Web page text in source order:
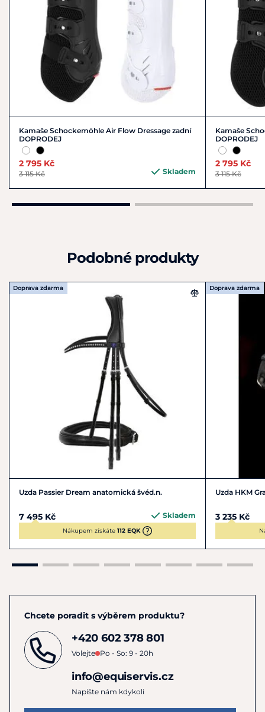
Kamaše Schockemöhle Air Flow Dressage zadní
DOPRODEJ
2 795 Kč
3 115 Kč Skladem
Kamaše
DOPRODEJ
2 795 Kč
3 115 Kč
Podobné produkty
Doprava zdarma
Uzda Passier Dream anatomická švéd.n.
7 495 Kč Skladem
Nákupem získáte 112 EQK
Doprava zdarma
Uzda HKM
3 235 Kč
Chcete poradit s výběrem produktu?
+420 602 378 801
Volejte Po - So: 9 - 20h
info@equiservis.cz
Napište nám kdykoli